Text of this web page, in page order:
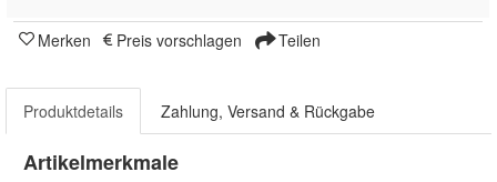
Merken Preis vorschlagen Teilen
Produktdetails Zahlung, Versand & Rückgabe
Artikelmerkmale